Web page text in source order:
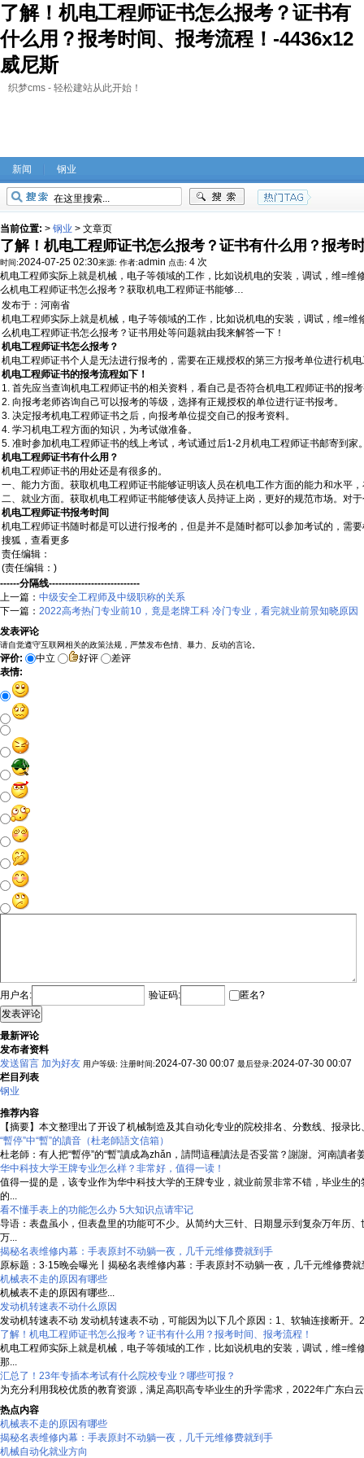
了解！机电工程师证书怎么报考？证书有
什么用？报考时间、报考流程！-4436x12
威尼斯
织梦cms - 轻松建站从此开始！
新闻 钢业
当前位置: > 钢业 > 文章页
了解！机电工程师证书怎么报考？证书有什么用？报考
时间:2024-07-25 02:30来源: 作者:admin 点击: 4 次
机电工程师实际上就是机械，电子等领域的工作，比如说机电的安装，调试，维=
么机电工程师证书怎么报考？获取机电工程师证书能够…
发布于： 河南省
机电工程师实际上就是机械，电子等领域的工作，比如说机电的安装，调试，维=
么机电工程师证书怎么报考？证书用处等问题就由我来解答一下！
机电工程师证书怎么报考？
机电工程师证书个人是无法进行报考的，需要在正规授权的第三方报考单位进行机
机电工程师证书的报考流程如下！
1. 首先应当查询机电工程师证书的相关资料，看自己是否符合机电工程师证书的报
2. 向报考老师咨询自己可以报考的等级，选择有正规授权的单位进行证书报考。
3. 决定报考机电工程师证书之后，向报考单位提交自己的报考资料。
4. 学习机电工程方面的知识，为考试做准备。
5. 准时参加机电工程师证书的线上考试，考试通过后1-2月机电工程师证书邮寄到家
机电工程师证书有什么用？
机电工程师证书的用处还是有很多的。
一、能力方面。获取机电工程师证书能够证明该人员在机电工作方面的能力和水平
二、就业方面。获取机电工程师证书能够使该人员持证上岗，更好的规范市场。对
机电工程师证书报考时间
机电工程师证书随时都是可以进行报考的，但是并不是随时都可以参加考试的，需
搜狐，查看更多
责任编辑：
(责任编辑：)
------分隔线----------------------------
上一篇： 中级安全工程师及中级职称的关系
下一篇： 2022高考热门专业前10，竟是老牌工科 冷门专业，看完就业前景知晓原因
发表评论
请自觉遵守互联网相关的政策法规，严禁发布色情、暴力、反动的言论。
评价: 中立 好评
差评
表情:
用户名: 验证码:
匿名?
发表评论
最新评论
发布者资料
发送留言 加为好友 用户等级: 注册时间:2024-07-30 00:07 最后登录:2024-07-30 00:07
栏目列表
钢业
推荐内容
【摘要】本文整理出了开设了机械制造及其自动化专业的院校排名、分数线、报录
“暫停”中“暫”的讀音（杜老師語文信箱）
杜老師：有人把“暫停”的“暫”讀成為zhǎn，請問這種讀法是否妥當？謝謝。河南讀
华中科技大学王牌专业怎么样？非常好，值得一读！
值得一提的是，该专业作为华中科技大学的王牌专业，就业前景非常不错，毕业生
的...
看不懂手表上的功能怎么办 5大知识点请牢记
导语：表盘虽小，但表盘里的功能可不少。从简约大三针、日期显示到复杂万年历
万...
揭秘名表维修内幕：手表原封不动躺一夜，几千元维修费就到手
原标题：3·15晚会曝光丨揭秘名表维修内幕：手表原封不动躺一夜，几千元维修费
机械表不走的原因有哪些
机械表不走的原因有哪些...
发动机转速表不动什么原因
发动机转速表不动 发动机转速表不动，可能因为以下几个原因：1、软轴连接断开
了解！机电工程师证书怎么报考？证书有什么用？报考时间、报考流程！
机电工程师实际上就是机械，电子等领域的工作，比如说机电的安装，调试，维=
那...
汇总了！23年专插本考试有什么院校专业？哪些可报？
为充分利用我校优质的教育资源，满足高职高专毕业生的升学需求，2022年广东
热点内容
机械表不走的原因有哪些
揭秘名表维修内幕：手表原封不动躺一夜，几千元维修费就到手
机械自动化就业方向